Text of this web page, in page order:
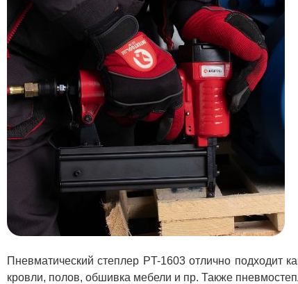
Пневматический степлер PT-1603 отлично подходит
кровли, полов, обшивка мебели и пр. Также